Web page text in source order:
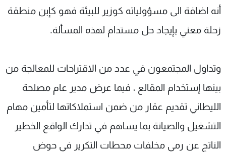
أنه اضافة الى مسؤولياته كوزير للبيئة فهو كإبن منطقة
زحلة معني بإيجاد حل مستدام لهذه المسألة.
وتداول المجتمعون في عدد من الاقتراحات للمعالجة من
بينها إستخدام المقالع ، فيما عرض مدير عام مصلحة
الليطاني تقديم عقار من ضمن استملاكاتها لتأمين مهام
التشغيل والصيانة بما يساهم في تدارك الواقع الخطير
الناتج عن رمي مخلفات محطات التكرير في حوض